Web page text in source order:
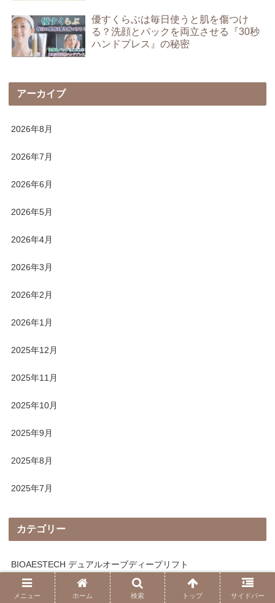
優すくらぶは毎日使うと肌を傷つけ
る？洗顔とパックを両立させる『30秒
ハンドプレス』の秘密
アーカイブ
2026年8月
2026年7月
2026年6月
2026年5月
2026年4月
2026年3月
2026年2月
2026年1月
2025年12月
2025年11月
2025年10月
2025年9月
2025年8月
2025年7月
カテゴリー
BIOAESTECH デュアルオーブディープリフト
FX関連
メニュー ホーム 検索 トップ サイドバー